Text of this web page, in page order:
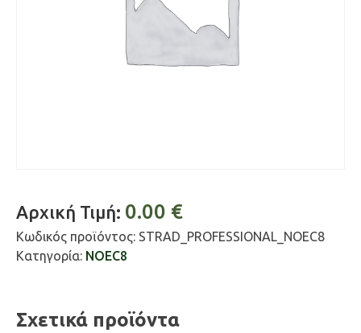
Αρχική Τιμή: 0.00 €
Κωδικός προϊόντος: STRAD_PROFESSIONAL_NOEC8
Κατηγορία: NOEC8
Σχετικά προϊόντα